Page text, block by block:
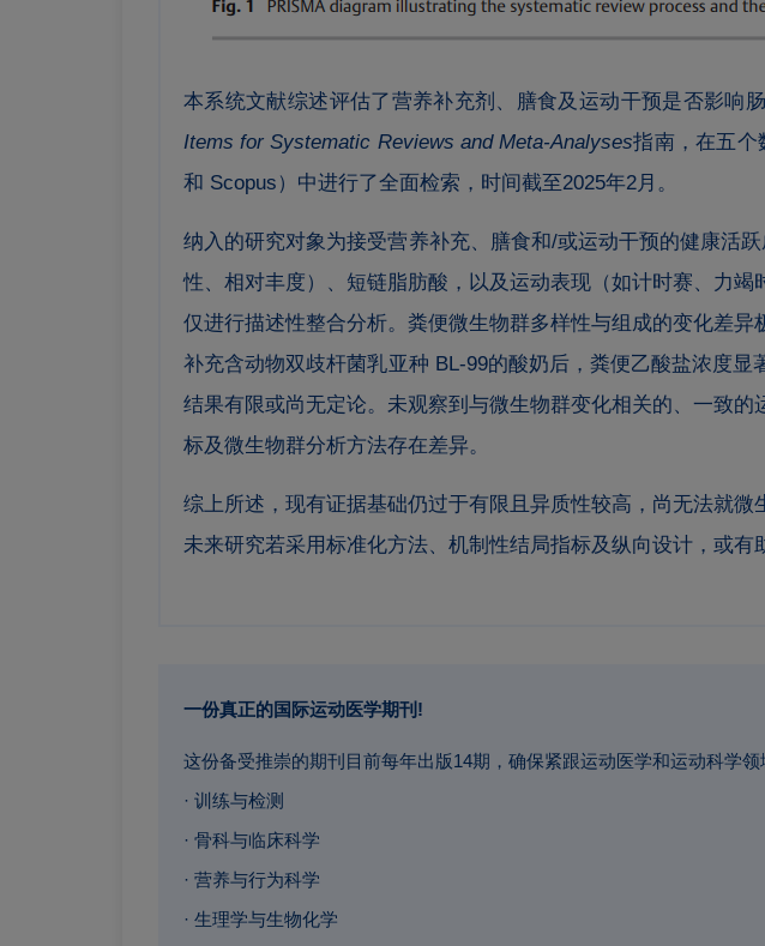
本系统文献综述评估了营养补充剂、膳食及运动干预是否影响
Items for Systematic Reviews and Meta-Analyses指南，在五个
和 Scopus）中进行了全面检索，时间截至2025年2月。
纳入的研究对象为接受营养补充、膳食和/或运动干预的健康活
性、相对丰度）、短链脂肪酸，以及运动表现（如计时赛、力
仅进行描述性整合分析。粪便微生物群多样性与组成的变化差
补充含动物双歧杆菌乳亚种 BL-99的酸奶后，粪便乙酸盐浓度
结果有限或尚无定论。未观察到与微生物群变化相关的、一致
标及微生物群分析方法存在差异。
综上所述，现有证据基础仍过于有限且异质性较高，尚无法就
未来研究若采用标准化方法、机制性结局指标及纵向设计，或有
一份真正的国际运动医学期刊!
这份备受推崇的期刊目前每年出版14期，确保紧跟运动医学和运动科学
· 训练与检测
· 骨科与临床科学
· 营养与行为科学
· 生理学与生物化学